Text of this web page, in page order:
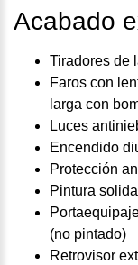
Acabado
Tiradores de
Faros con
larga con
Luces
Encendido
Protección
Pintura solida
(no pintado)
Retrovisor